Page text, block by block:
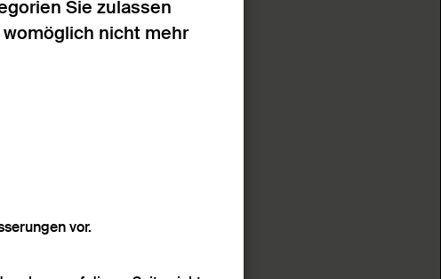
Sie zulassen
nicht mehr
vor.